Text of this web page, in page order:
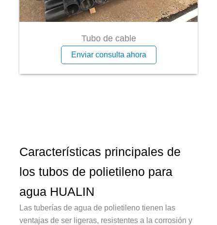
Tubo de cable
Enviar consulta ahora
Características principales de
los tubos de polietileno para
agua HUALIN
Las tuberías de agua de polietileno tienen las
ventajas de ser ligeras, resistentes a la corrosión y